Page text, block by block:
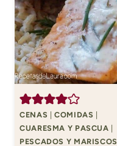
CENAS |COMIDAS
CUARESMA Y PASCUA
PESCADOS Y MARISCOS